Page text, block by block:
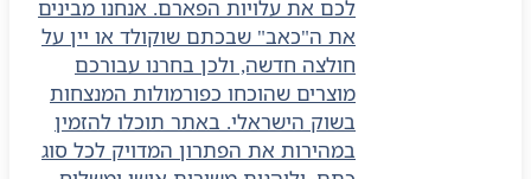
לכם את עלויות הפארם. אנחנו מבינים
את ה"כאב" שבכתם שוקולד או יין על
חולצה חדשה, ולכן בחרנו עבורכם
מוצרים שהוכחו כפורמולות המנצחות
בשוק הישראלי. באתר תוכלו להזמין
במהירות את הפתרון המדויק לכל סוג